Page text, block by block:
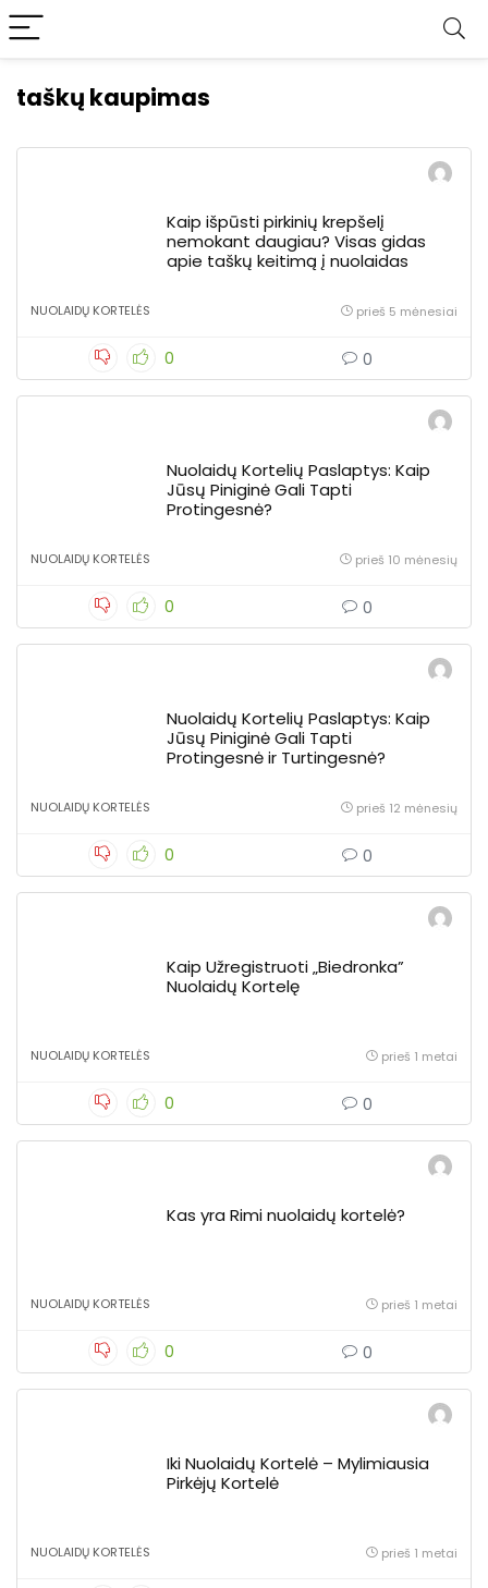
taškų kaupimas
Kaip išpūsti pirkinių krepšelį
nemokant daugiau? Visas gidas
apie taškų keitimą į nuolaidas
NUOLAIDŲ KORTELĖS prieš 5 mėnesiai
0 0
Nuolaidų Kortelių Paslaptys: Kaip
Jūsų Piniginė Gali Tapti
Protingesnė?
NUOLAIDŲ KORTELĖS prieš 10 mėnesių
0 0
Nuolaidų Kortelių Paslaptys: Kaip
Jūsų Piniginė Gali Tapti
Protingesnė ir Turtingesnė?
NUOLAIDŲ KORTELĖS prieš 12 mėnesių
0 0
Kaip Užregistruoti „Biedronka”
Nuolaidų Kortelę
NUOLAIDŲ KORTELĖS prieš 1 metai
0 0
Kas yra Rimi nuolaidų kortelė?
NUOLAIDŲ KORTELĖS prieš 1 metai
0 0
Iki Nuolaidų Kortelė – Mylimiausia
Pirkėjų Kortelė
NUOLAIDŲ KORTELĖS prieš 1 metai